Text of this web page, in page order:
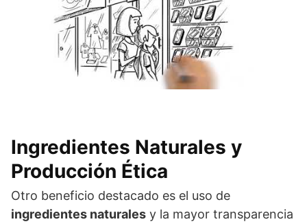
Ingredientes Naturales y
Producción Ética
Otro beneficio destacado es el uso de
ingredientes naturales y la mayor transparencia